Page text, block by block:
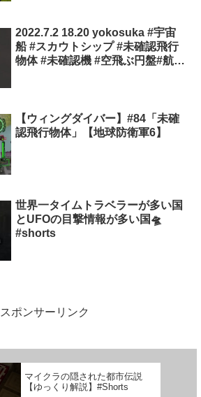
2022.7.2 18.20 yokosuka #宇宙
船 #スカウトシップ #未確認飛行
物体 #未確認機 #空飛ぶ円盤#航空
【ウィングダイバー】#84「未確
認飛行物体」【地球防衛軍6】
世界一タイムトラベラーが多い国
とUFOの目撃情報が多い国🛸
#shorts
スポンサーリンク
マイクラの隠された都市伝説
【ゆっくり解説】#Shorts